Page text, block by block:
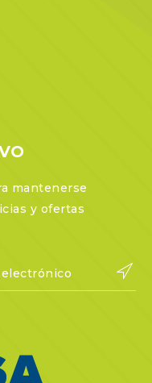
mantenerse
y ofertas